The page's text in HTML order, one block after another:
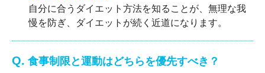
自分に合うダイエット方法を知ることが、無理な我
慢を防ぎ、ダイエットが続く近道になります。
Q. 食事制限と運動はどちらを優先すべき？